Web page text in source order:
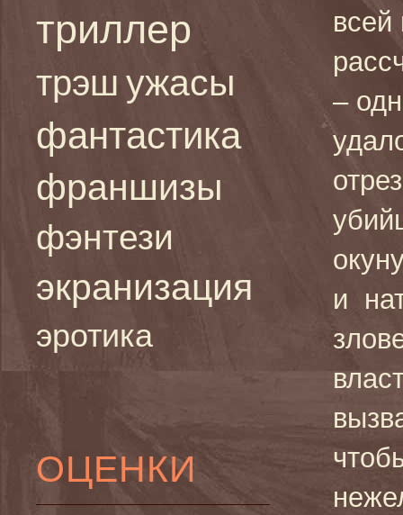
триллер
трэш ужасы
фантастика
франшизы
фэнтези
экранизация
эротика
ОЦЕНКИ
всей
–
и